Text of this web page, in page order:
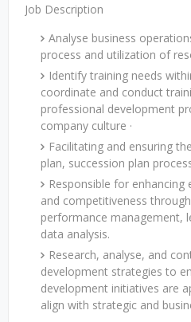
Job Description
Analyse business
process and utilization of
Identify training needs
coordinate and conduct
professional development
company culture ·
Facilitating and ensuring
plan, succession plan
Responsible for enhancing
and competitiveness
performance management,
data analysis.
Research, analyse, and
development strategies to
development initiatives are
align with strategic and